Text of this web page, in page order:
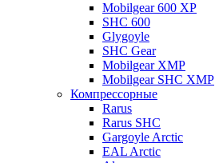
Mobilgear 600 XP
SHC 600
Glygoyle
SHC Gear
Mobilgear XMP
Mobilgear SHC XMP
Компрессорные
Rarus
Rarus SHC
Gargoyle Arctic
EAL Arctic